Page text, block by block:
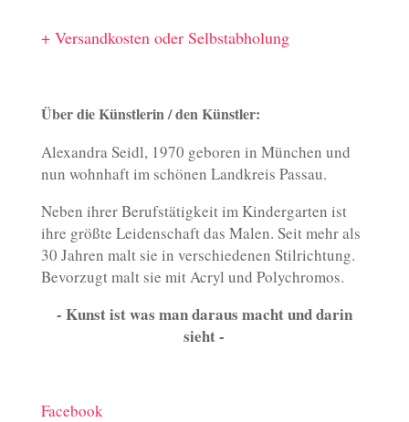
+ Versandkosten oder Selbstabholung
Über die Künstlerin / den Künstler:
Alexandra Seidl, 1970 geboren in München und
nun wohnhaft im schönen Landkreis Passau.
Neben ihrer Berufstätigkeit im Kindergarten ist
ihre größte Leidenschaft das Malen. Seit mehr als
30 Jahren malt sie in verschiedenen Stilrichtung.
Bevorzugt malt sie mit Acryl und Polychromos.
- Kunst ist was man daraus macht und darin
sieht -
Facebook